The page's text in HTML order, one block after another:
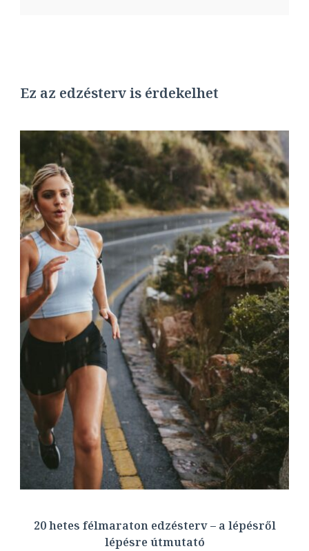
Ez az edzésterv is érdekelhet
20 hetes félmaraton edzésterv – a lépésről
lépésre útmutató